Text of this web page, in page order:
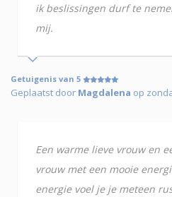
ik beslissingen durf te
mij.
Getuigenis van 5
Geplaatst door Magdalena op
Een warme lieve vrouw en
vrouw met een mooie
energie voel je je meteen